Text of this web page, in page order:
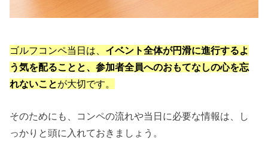
ゴルフコンペ当日は、 イベント全体が円滑に進行するよ
う気を配ることと、参加者全員へのおもてなしの心を忘
れないことが大切です。
そのためにも、コンペの流れや当日に必要な情報は、し
っかりと頭に入れておきましょう。